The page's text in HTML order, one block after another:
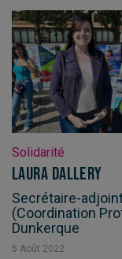
Solidarité
Laura Dallery
Secrétaire-
(Coordination
Dunkerque
5 Août 2022